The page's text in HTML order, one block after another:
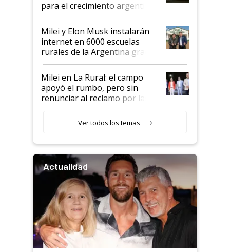
para el crecimiento argentino
Milei y Elon Musk instalarán
internet en 6000 escuelas
rurales de la Argentina gracias
a un acuerdo con Starlink
Milei en La Rural: el campo
apoyó el rumbo, pero sin
renunciar al reclamo por las
Ver todos los temas
Actualidad